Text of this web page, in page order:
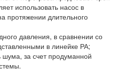
использовать насос в
протяжении длительного
давления, в сравнении со
в линейке РА;
за счет продуманной